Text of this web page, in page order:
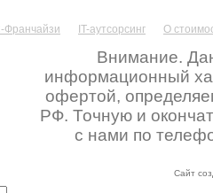
Франчайзи IT-аутсорсинг
О
Внимание.
информационный
офертой,
РФ. Точную и
с нами по
Сайт